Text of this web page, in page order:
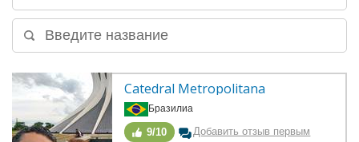
Catedral Metropolitana
Бразилиа
9/10 Добавить отзыв первым